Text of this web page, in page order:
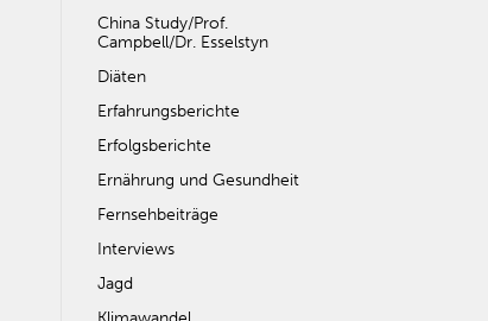
China Study/Prof.
Campbell/Dr. Esselstyn
Diäten
Erfahrungsberichte
Erfolgsberichte
Ernährung und Gesundheit
Fernsehbeiträge
Interviews
Jagd